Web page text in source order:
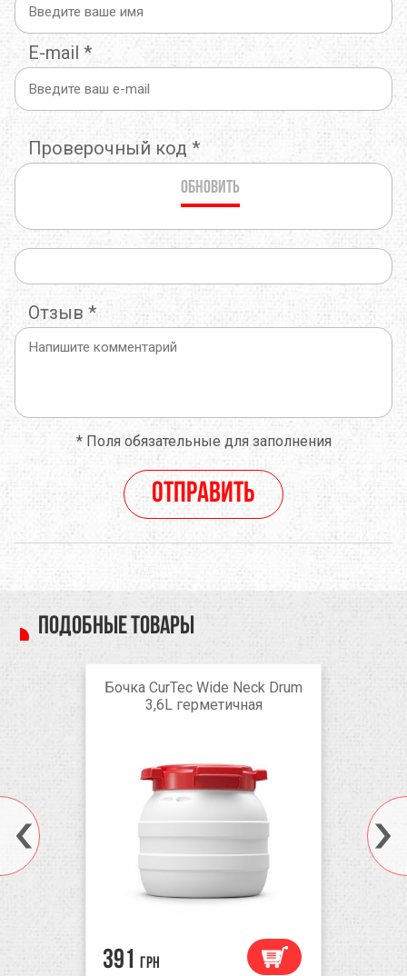
E-mail *
Проверочный код *
Обновить
Отзыв *
*Поля обязательные для заполнения
Отправить
Подобные товары
Бочка CurTec Wide Neck Drum
3,6L герметичная
391 грн